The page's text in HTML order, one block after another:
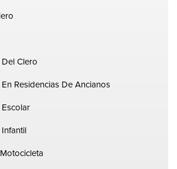
Clero
Residencias De Ancianos